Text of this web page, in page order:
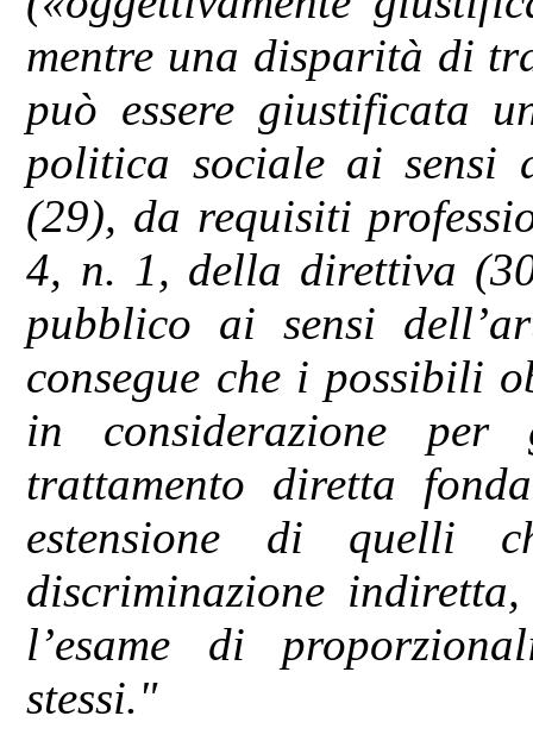
mentre una disparità di
può essere giustificata
politica sociale ai sensi
(29), da requisiti
4, n. 1, della direttiva
pubblico ai sensi
consegue che i possibili
in considerazione
trattamento diretta
estensione di quelli
discriminazione
l’esame di
stessi."